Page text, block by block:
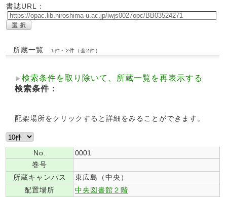
書誌URL：
所蔵一覧 1件～2件（全2件）
検索条件を取り除いて、所蔵一覧を再表示する
検索条件：
配架場所をクリックすると詳細をみることができます。
No.
0001
巻号
所蔵キャンパス
東広島（中央）
配置場所
中央図書館２階